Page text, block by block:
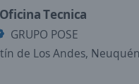
Tecnica
GRUPO POSE
de Los Andes, Neuquén